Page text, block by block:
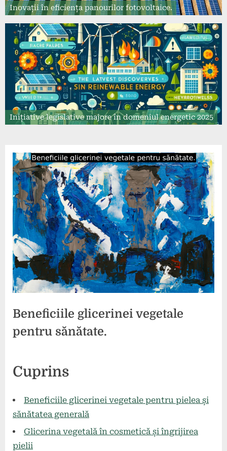
Inovații în eficiența panourilor fotovoltaice.
Inițiative legislative majore în domeniul energetic 2025
Beneficiile glicerinei vegetale
pentru sănătate.
on
mai
Cuprins
Beneficiile glicerinei vegetale pentru pielea și
sănătatea generală
Glicerina vegetală în cosmetică și îngrijirea
pielii